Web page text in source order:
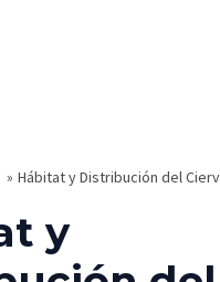
Hábitat y Distribución del
y